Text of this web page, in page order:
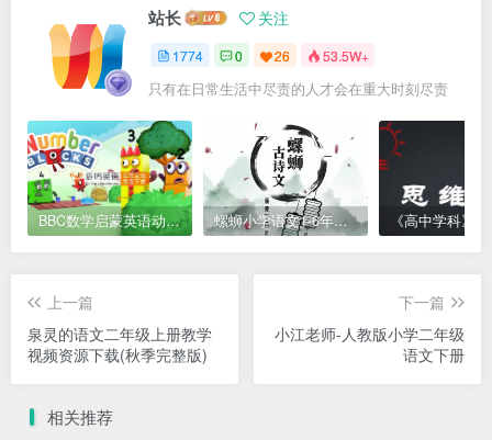
站长 关注
1774 0 26 53.5W+
只有在日常生活中尽责的人才会在重大时刻尽责
BBC数学启蒙英语动画Numberblocks数字积木，全七季共161集，1080P高清视频带英文字幕 螺蛳小学语文1-6年级《小学古诗文》课程视频
上一篇
泉灵的语文二年级上册教学
视频资源下载(秋季完整版)
下一篇
小江老师-人教版小学二年级
语文下册
相关推荐